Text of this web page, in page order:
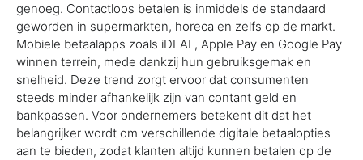
genoeg. Contactloos betalen is inmiddels de standaard
geworden in supermarkten, horeca en zelfs op de markt.
Mobiele betaalapps zoals iDEAL, Apple Pay en Google Pay
winnen terrein, mede dankzij hun gebruiksgemak en
snelheid. Deze trend zorgt ervoor dat consumenten
steeds minder afhankelijk zijn van contant geld en
bankpassen. Voor ondernemers betekent dit dat het
belangrijker wordt om verschillende digitale betaalopties
aan te bieden, zodat klanten altijd kunnen betalen op de